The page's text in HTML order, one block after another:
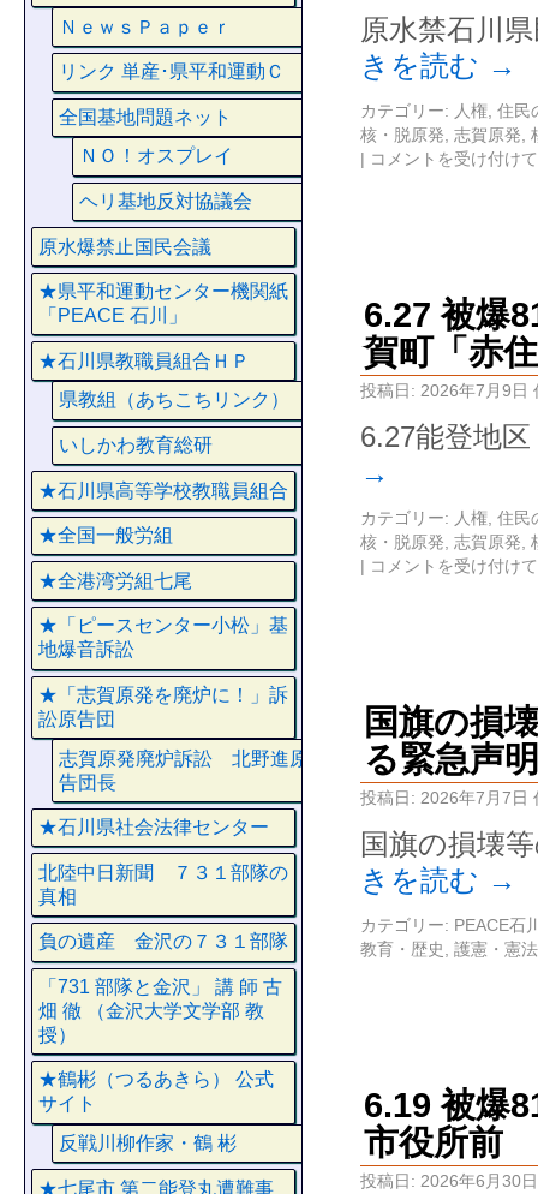
原水禁石川
きを読む →
カテゴリー: 人権 住民
核・脱原発 志賀原発
| コメントを受け付け
6.27 被爆
賀町「赤
投稿日: 2026年7月9日
6.27能登地
→
カテゴリー: 人権 住民
核・脱原発 志賀原発
| コメントを受け付け
国旗の損
る緊急声明
投稿日: 2026年7月7日
国旗の損壊
きを読む →
カテゴリー: PEACE石
教育・歴史
護憲・憲
6.19 被爆
市役所前
投稿日: 2026年6月30日
ＮｅｗｓＰａｐｅｒ
リンク 単産･県平和運動Ｃ
全国基地問題ネット
ＮＯ！オスプレイ
ヘリ基地反対協議会
原水爆禁止国民会議
★県平和運動センター機関紙
「PEACE 石川」
★石川県教職員組合ＨＰ
県教組（あちこちリンク）
いしかわ教育総研
★石川県高等学校教職員組合
★全国一般労組
★全港湾労組七尾
★「ピースセンター小松」基
地爆音訴訟
★「志賀原発を廃炉に！」訴
訟原告団
志賀原発廃炉訴訟 北野進原
告団長
★石川県社会法律センター
北陸中日新聞 ７３１部隊の
真相
負の遺産 金沢の７３１部隊
「731 部隊と金沢」 講 師 古
畑 徹 （金沢大学文学部 教
授）
★鶴彬（つるあきら） 公式
サイト
反戦川柳作家・鶴 彬
★七尾市 第二能登丸遭難事